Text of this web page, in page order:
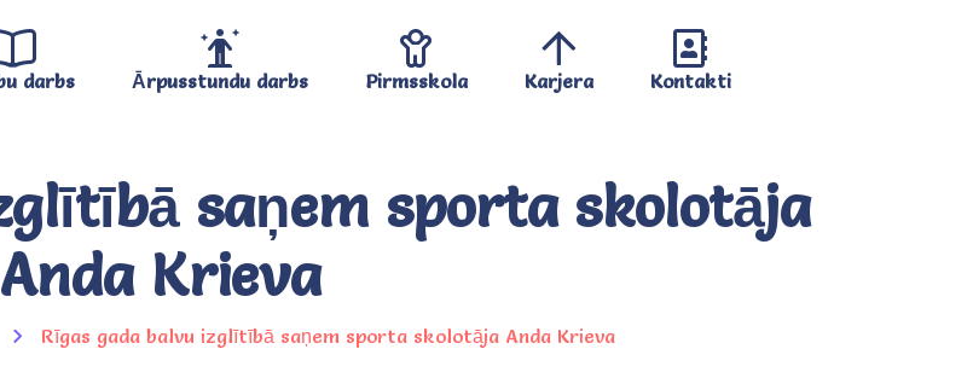
darbs Ārpusstundu darbs Pirmsskola Karjera Kontakti
saņem sporta skolotāja
Anda Krieva
Rīgas gada balvu izglītībā saņem sporta skolotāja Anda Krieva